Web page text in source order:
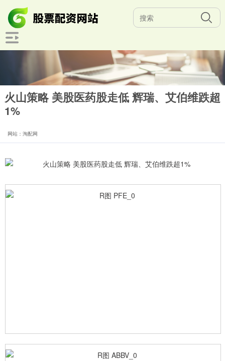
火山策略 美股医药股走低 辉瑞、艾伯维跌超
1%
网站：淘配网